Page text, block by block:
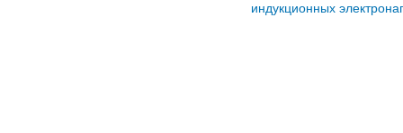
индукционных